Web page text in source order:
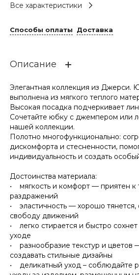
Все характеристики
Способы оплаты Доставка
Описание
Элегантная коллекция из Джерси.
выполнена из мягкого теплого
Высокая посадка подчеркивает
Сочетайте юбку с джемпером или
нашей коллекции.
Полотно многофункционально:
дискомфорта и стесненности,
индивидуальность и создать
Достоинства материала:
• мягкость и комфорт — приятен к
раздражений
• эластичность — хорошо тянется,
свободу движений
• легко стирается и быстро
уходе
• разнообразие текстур и цветов
создавать стильные дизайны
• деликатный уход – соблюдайте